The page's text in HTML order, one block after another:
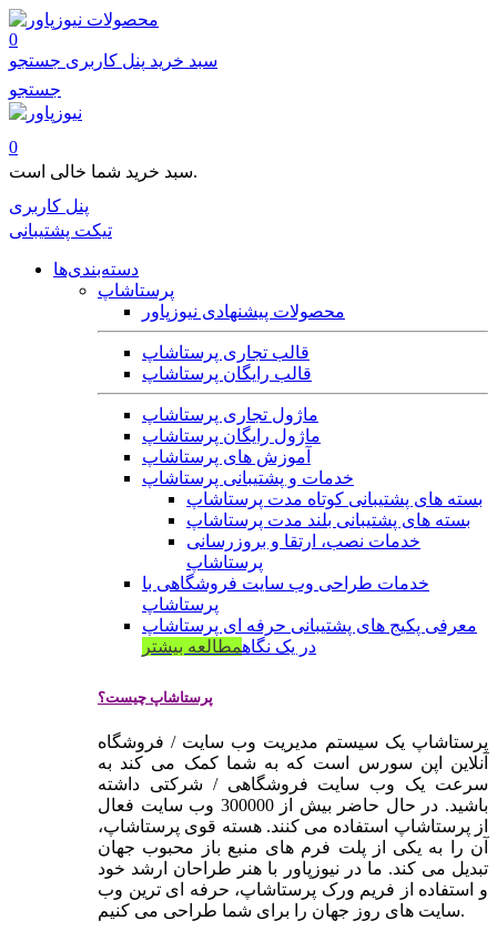
محصولات
0
سبد خرید پنل کاربری جستجو
جستجو
0
سبد خرید شما خالی است.
پنل کاربری
تیکت پشتیبانی
دسته‌بندی‌ها
پرستاشاپ
محصولات پیشنهادی نیوزپاور
قالب تجاری پرستاشاپ
قالب رایگان پرستاشاپ
ماژول تجاری پرستاشاپ
ماژول رایگان پرستاشاپ
آموزش های پرستاشاپ
خدمات و پشتیبانی پرستاشاپ
بسته های پشتیبانی کوتاه مدت پرستاشاپ
بسته های پشتیبانی بلند مدت پرستاشاپ
خدمات نصب، ارتقا و بروزرسانی
پرستاشاپ
خدمات طراحی وب سایت فروشگاهی با
پرستاشاپ
معرفی پکیج های پشتیبانی حرفه ای پرستاشاپ
در یک نگاهمطالعه بیشتر
پرستاشاپ چیست؟
پرستاشاپ یک سیستم مدیریت وب سایت / فروشگاه
آنلاین اپن سورس است که به شما کمک می کند به
سرعت یک وب سایت فروشگاهی / شرکتی داشته
باشید. در حال حاضر بیش از 300000 وب سایت فعال
از پرستاشاپ استفاده می کنند. هسته قوی پرستاشاپ،
آن را به یکی از پلت فرم های منبع باز محبوب جهان
تبدیل می کند. ما در نیوزپاور با هنر طراحان ارشد خود
و استفاده از فریم ورک پرستاشاپ، حرفه ای ترین وب
سایت های روز جهان را برای شما طراحی می کنیم.